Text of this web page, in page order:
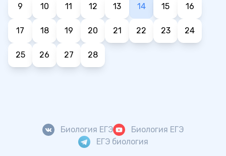
9 10 11 12 13 14 15 16
17 18 19 20 21 22 23 24
25 26 27 28
Биология ЕГЭ
Биология ЕГЭ
ЕГЭ биология